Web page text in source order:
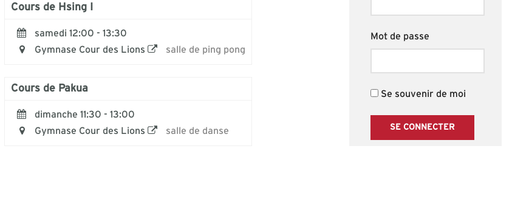
Cours de Hsing I
samedi 12:00 - 13:30
Gymnase Cour des Lions
salle de ping pong
Cours de Pakua
dimanche 11:30 - 13:00
Gymnase Cour des Lions
salle de danse
Mot de passe
Se souvenir de moi